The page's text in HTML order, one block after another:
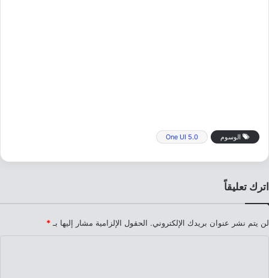
الوسوم One UI 5.0
اترك تعليقاً
لن يتم نشر عنوان بريدك الإلكتروني. الحقول الإلزامية مشار إليها بـ *